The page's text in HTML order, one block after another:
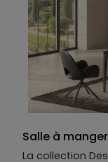
Salle à manger
La collection